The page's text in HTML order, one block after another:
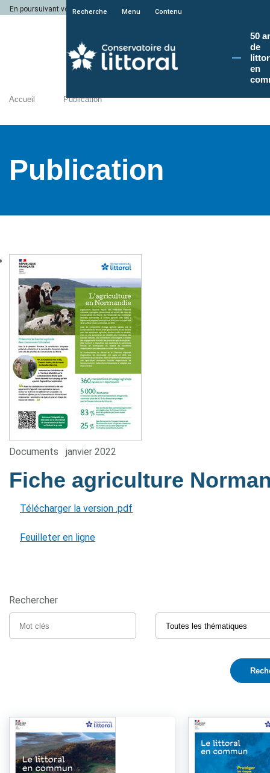
En poursuivant votre navigation sur le site du Conservatoire du littoral, vous
Recherche Menu Contenu
50
de
en
Accueil Publication
Publication
Documents janvier 2022
Fiche agriculture
Télécharger la version .pdf
Feuilleter en ligne
Rechercher